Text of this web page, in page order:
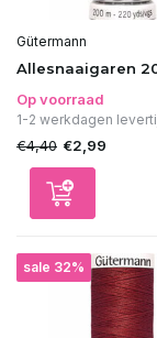
Gütermann
Allesnaaigaren
Op voorraad
1-2 werkdagen
€4,40 €2,99
sale 32%